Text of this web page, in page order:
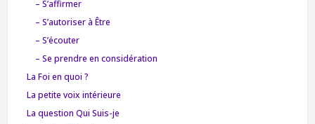
– S’affirmer
– S’autoriser à Être
– S’écouter
– Se prendre en considération
La Foi en quoi ?
La petite voix intérieure
La question Qui Suis-je